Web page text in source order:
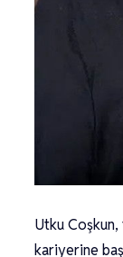
Utku
kariyerine